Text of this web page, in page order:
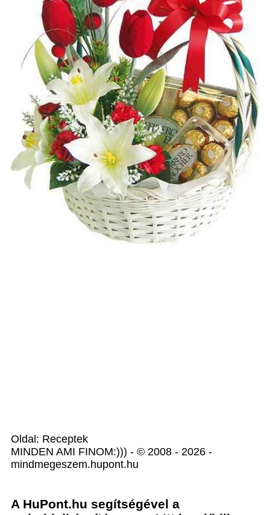
Oldal: Receptek
MINDEN AMI FINOM:))) - © 2008 - 2026 -
mindmegeszem.hupont.hu
A HuPont.hu segítségével a